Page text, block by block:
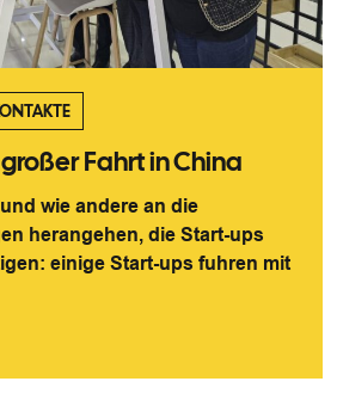
Fahrt in China
wie andere an die
herangehen, die Start-ups
einige Start-ups fuhren mit